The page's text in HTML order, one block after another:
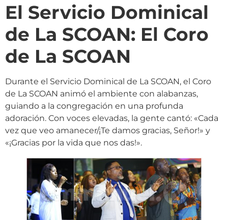
El Servicio Dominical
de La SCOAN: El Coro
de La SCOAN
Durante el Servicio Dominical de La SCOAN, el Coro
de La SCOAN animó el ambiente con alabanzas,
guiando a la congregación en una profunda
adoración. Con voces elevadas, la gente cantó: «Cada
vez que veo amanecer/¡Te damos gracias, Señor!» y
«¡Gracias por la vida que nos das!».